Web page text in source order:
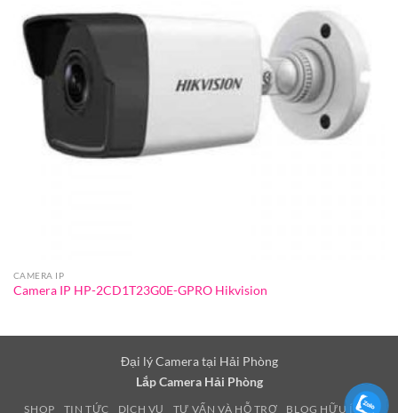
CAMERA IP
Camera IP HP-2CD1T23G0E-GPRO Hikvision
Đại lý Camera tại Hải Phòng
Lắp Camera Hải Phòng
SHOP TIN TỨC DỊCH VỤ TƯ VẤN VÀ HỖ TRỢ BLOG HỮU ÍCH